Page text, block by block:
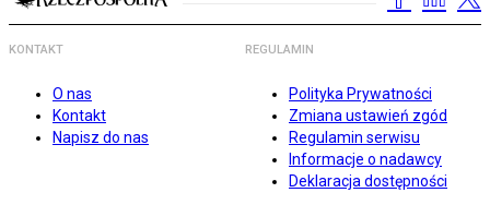
KONTAKT
O nas
Kontakt
Napisz do nas
REGULAMIN
Polityka Prywatności
Zmiana ustawień zgód
Regulamin serwisu
Informacje o nadawcy
Deklaracja dostępności